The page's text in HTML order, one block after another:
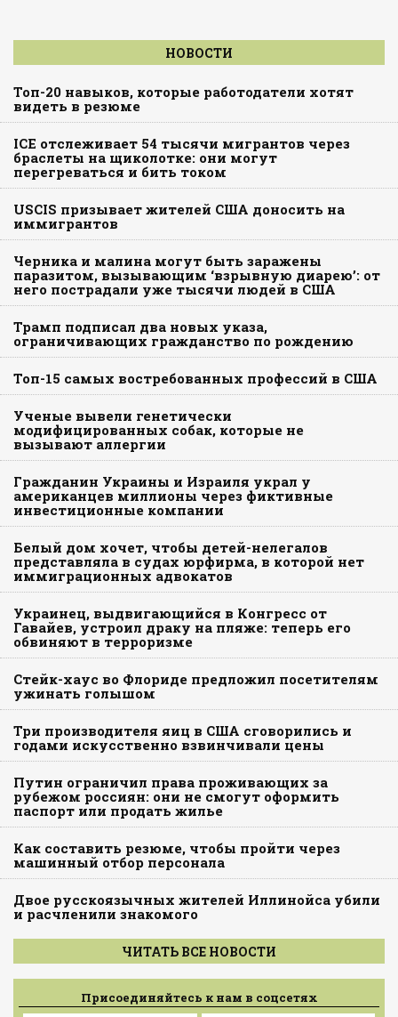
НОВОСТИ
Топ-20 навыков, которые работодатели хотят
видеть в резюме
ICE отслеживает 54 тысячи мигрантов через
браслеты на щиколотке: они могут
перегреваться и бить током
USCIS призывает жителей США доносить на
иммигрантов
Черника и малина могут быть заражены
паразитом, вызывающим ‘взрывную диарею’: от
него пострадали уже тысячи людей в США
Трамп подписал два новых указа,
ограничивающих гражданство по рождению
Топ-15 самых востребованных профессий в США
Ученые вывели генетически
модифицированных собак, которые не
вызывают аллергии
Гражданин Украины и Израиля украл у
американцев миллионы через фиктивные
инвестиционные компании
Белый дом хочет, чтобы детей-нелегалов
представляла в судах юрфирма, в которой нет
иммиграционных адвокатов
Украинец, выдвигающийся в Конгресс от
Гавайев, устроил драку на пляже: теперь его
обвиняют в терроризме
Стейк-хаус во Флориде предложил посетителям
ужинать голышом
Три производителя яиц в США сговорились и
годами искусственно взвинчивали цены
Путин ограничил права проживающих за
рубежом россиян: они не смогут оформить
паспорт или продать жилье
Как составить резюме, чтобы пройти через
машинный отбор персонала
Двое русскоязычных жителей Иллинойса убили
и расчленили знакомого
ЧИТАТЬ ВСЕ НОВОСТИ
Присоединяйтесь к нам в соцсетях